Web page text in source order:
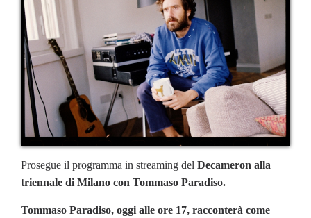
Prosegue il programma in streaming del Decameron alla
triennale di Milano con Tommaso Paradiso.
Tommaso Paradiso, oggi alle ore 17, racconterà come